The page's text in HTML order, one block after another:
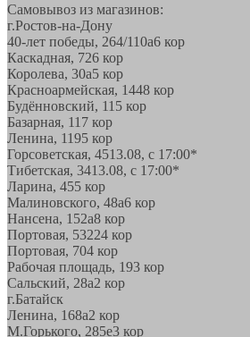
Самовывоз из магазинов:
г.Ростов-на-Дону
40-лет победы, 264/110а6 кор
Каскадная, 726 кор
Королева, 30а5 кор
Красноармейская, 1448 кор
Будённовский, 11 5 кор
Базарная, 11 7 кор
Ленина, 1195 кор
Горсоветская, 4513.08, с 17:00*
Тибетская, 3413.08, с 17:00*
Ларина, 455 кор
Малиновского, 48а6 кор
Нансена, 152а8 кор
Портовая, 53224 кор
Портовая, 704 кор
Рабочая площадь, 193 кор
Сальский, 28a2 кор
г.Батайск
Ленина, 168а2 кор
М.Горького, 285е3 кор